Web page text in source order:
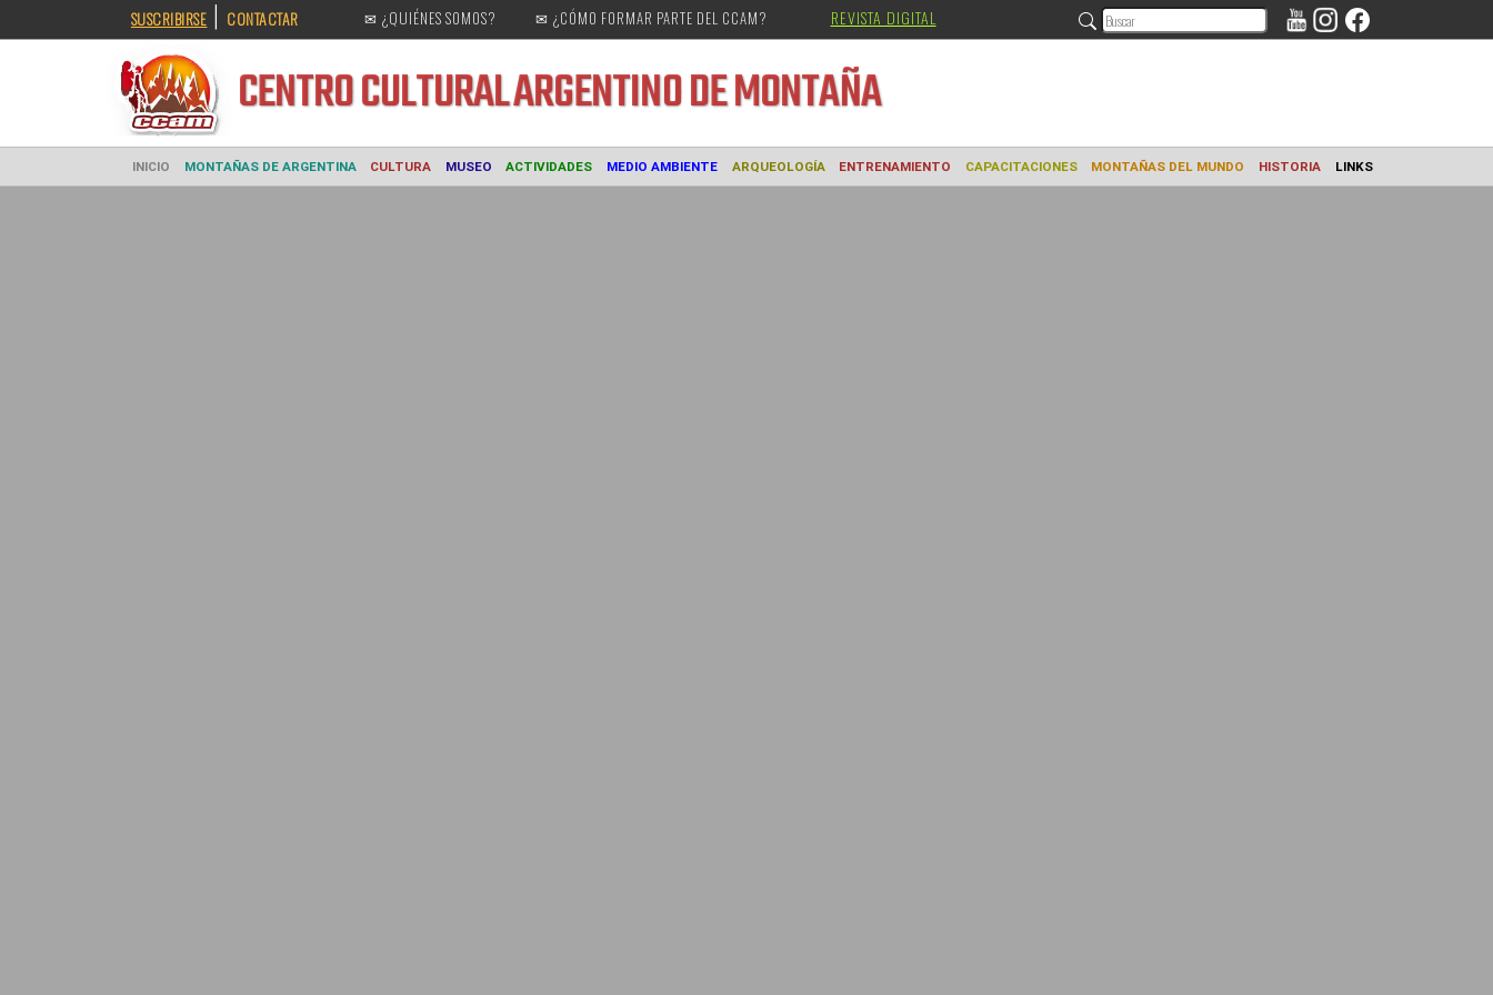
SUSCRIBIRSE | CONTACTAR ✉ ¿QUIÉNES SOMOS? ✉ ¿CÓMO FORMAR PARTE DEL CCAM? REVISTA DIGITAL
CENTRO CULTURALARGENTINO DE MONTAÑA
INICIO MONTAÑAS DE ARGENTINA CULTURA MUSEO ACTIVIDADES MEDIO AMBIENTE ARQUEOLOGÍA ENTRENAMIENTO CAPACITACIONES MONTAÑAS DEL MUNDO HISTORIA